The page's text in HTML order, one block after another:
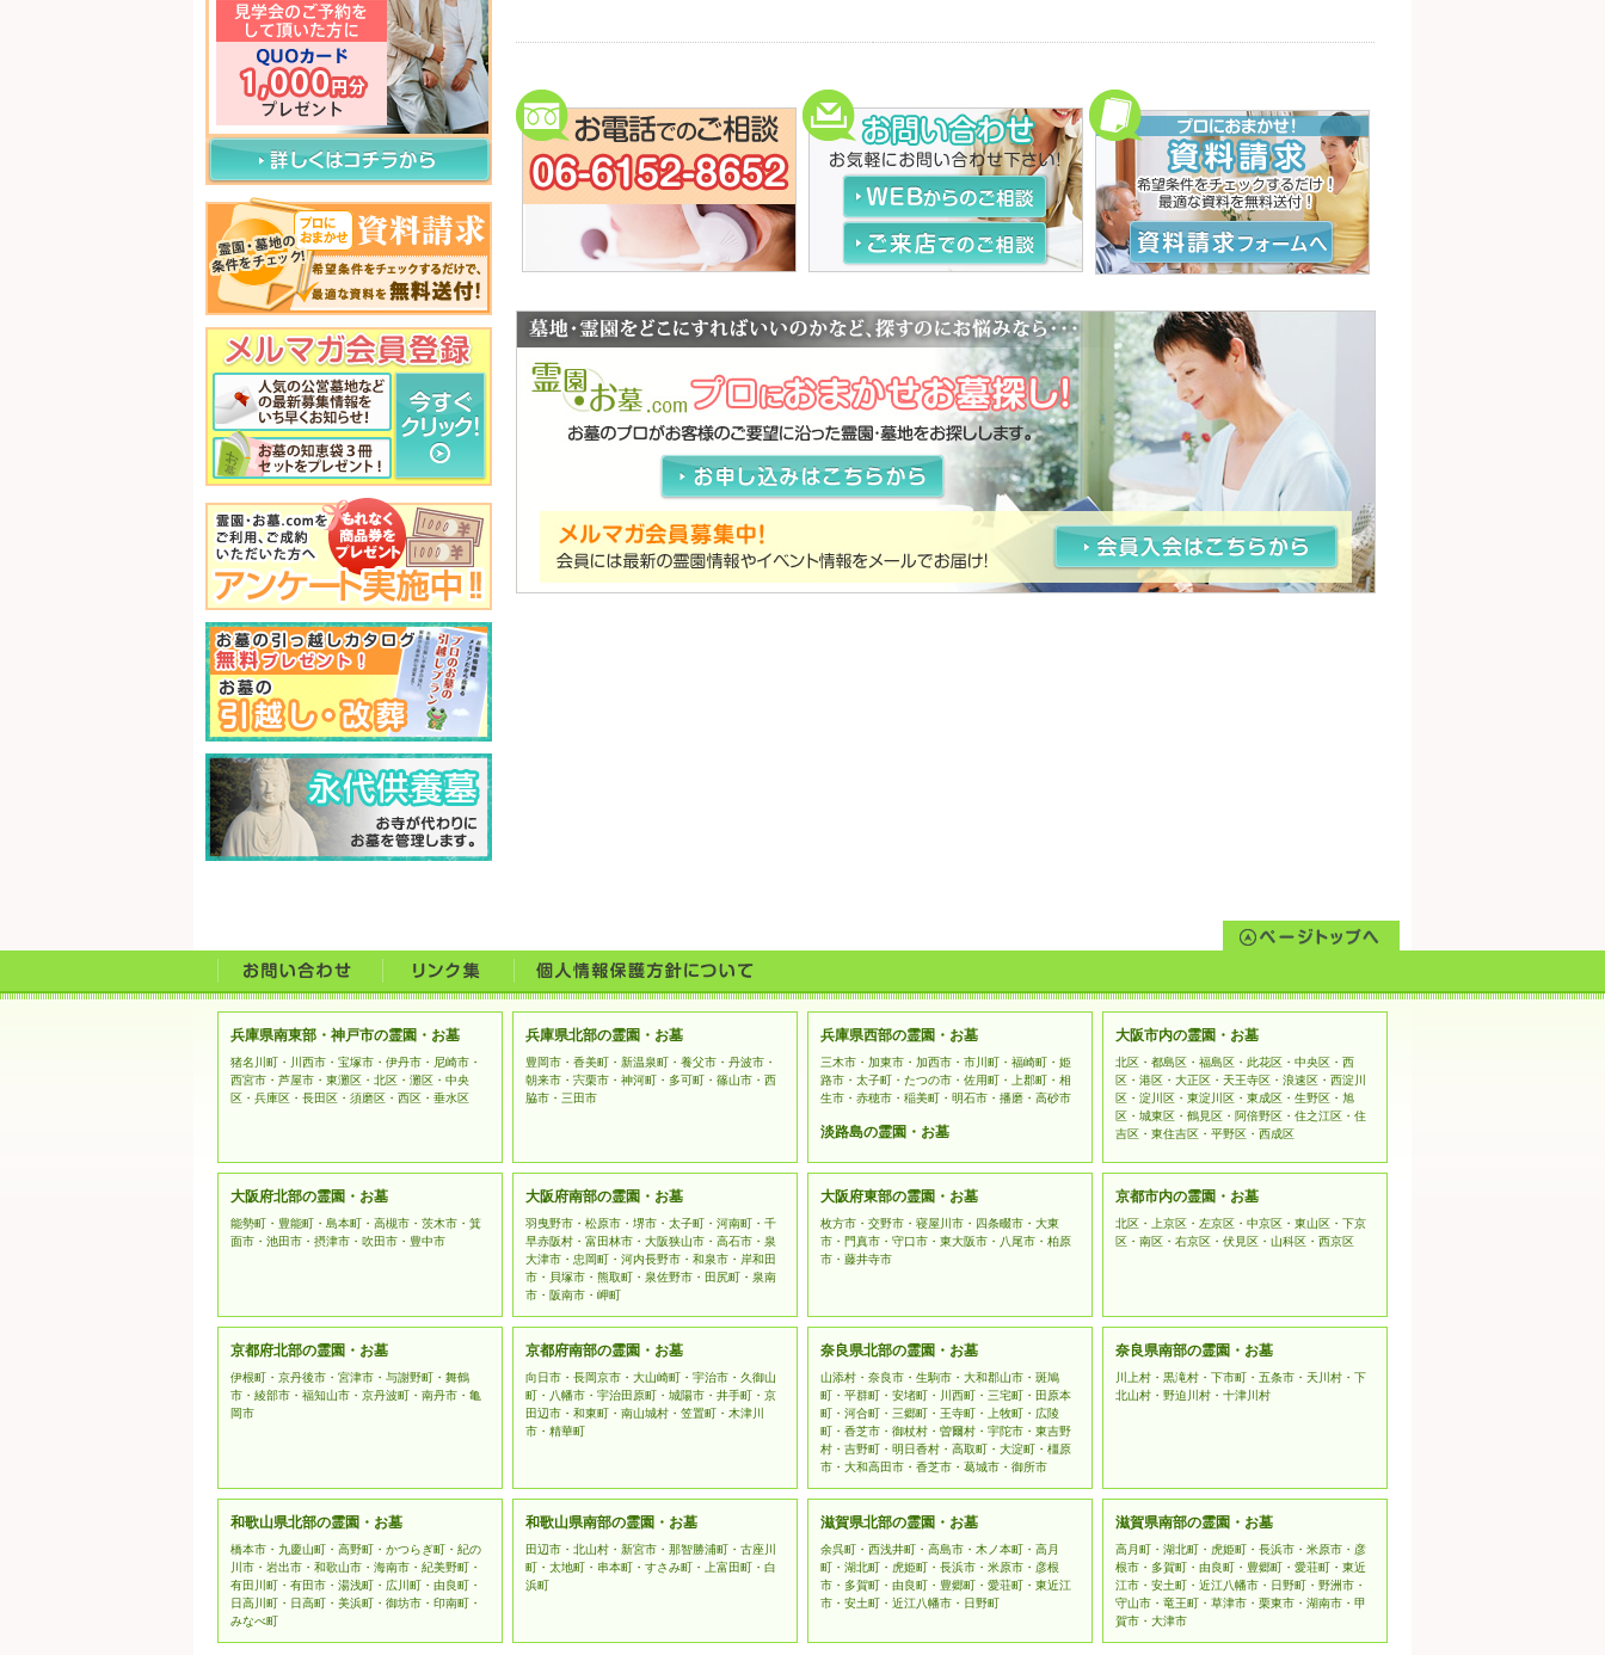
兵庫県南東部・神戸市の霊園・お墓
猪名川町・川西市・宝塚市・伊丹市・尼崎市・
西宮市・芦屋市・東灘区・北区・灘区・中央
区・兵庫区・長田区・須磨区・西区・垂水区
兵庫県北部の霊園・お墓
豊岡市・香美町・新温泉町・養父市・丹波市・
朝来市・宍栗市・神河町・多可町・篠山市・西
脇市・三田市
兵庫県西部の霊園・お墓
三木市・加東市・加西市・市川町・福崎町・姫
路市・太子町・たつの市・佐用町・上郡町・相
生市・赤穂市・稲美町・明石市・播磨・高砂市
淡路島の霊園・お墓
大阪市内の霊園・お墓
北区・都島区・福島区・此花区・中央区・西
区・港区・大正区・天王寺区・浪速区・西淀川
区・淀川区・東淀川区・東成区・生野区・旭
区・城東区・鶴見区・阿倍野区・住之江区・住
吉区・東住吉区・平野区・西成区
大阪府北部の霊園・お墓
能勢町・豊能町・島本町・高槻市・茨木市・箕
面市・池田市・摂津市・吹田市・豊中市
大阪府南部の霊園・お墓
羽曳野市・松原市・堺市・太子町・河南町・千
早赤阪村・富田林市・大阪狭山市・高石市・泉
大津市・忠岡町・河内長野市・和泉市・岸和田
市・貝塚市・熊取町・泉佐野市・田尻町・泉南
市・阪南市・岬町
大阪府東部の霊園・お墓
枚方市・交野市・寝屋川市・四条畷市・大東
市・門真市・守口市・東大阪市・八尾市・柏原
市・藤井寺市
京都市内の霊園・お墓
北区・上京区・左京区・中京区・東山区・下京
区・南区・右京区・伏見区・山科区・西京区
京都府北部の霊園・お墓
伊根町・京丹後市・宮津市・与謝野町・舞鶴
市・綾部市・福知山市・京丹波町・南丹市・亀
岡市
京都府南部の霊園・お墓
向日市・長岡京市・大山崎町・宇治市・久御山
町・八幡市・宇治田原町・城陽市・井手町・京
田辺市・和東町・南山城村・笠置町・木津川
市・精華町
奈良県北部の霊園・お墓
山添村・奈良市・生駒市・大和郡山市・斑鳩
町・平群町・安堵町・川西町・三宅町・田原本
町・河合町・三郷町・王寺町・上牧町・広陵
町・香芝市・御杖村・曽爾村・宇陀市・東吉野
村・吉野町・明日香村・高取町・大淀町・橿原
市・大和高田市・香芝市・葛城市・御所市
奈良県南部の霊園・お墓
川上村・黒滝村・下市町・五条市・天川村・下
北山村・野迫川村・十津川村
和歌山県北部の霊園・お墓
橋本市・九慶山町・高野町・かつらぎ町・紀の
川市・岩出市・和歌山市・海南市・紀美野町・
有田川町・有田市・湯浅町・広川町・由良町・
日高川町・日高町・美浜町・御坊市・印南町・
みなべ町
和歌山県南部の霊園・お墓
田辺市・北山村・新宮市・那智勝浦町・古座川
町・太地町・串本町・すさみ町・上富田町・白
浜町
滋賀県北部の霊園・お墓
余呉町・西浅井町・高島市・木ノ本町・高月
町・湖北町・虎姫町・長浜市・米原市・彦根
市・多賀町・由良町・豊郷町・愛荘町・東近江
市・安土町・近江八幡市・日野町
滋賀県南部の霊園・お墓
高月町・湖北町・虎姫町・長浜市・米原市・彦
根市・多賀町・由良町・豊郷町・愛荘町・東近
江市・安土町・近江八幡市・日野町・野洲市・
守山市・竜王町・草津市・栗東市・湖南市・甲
賀市・大津市